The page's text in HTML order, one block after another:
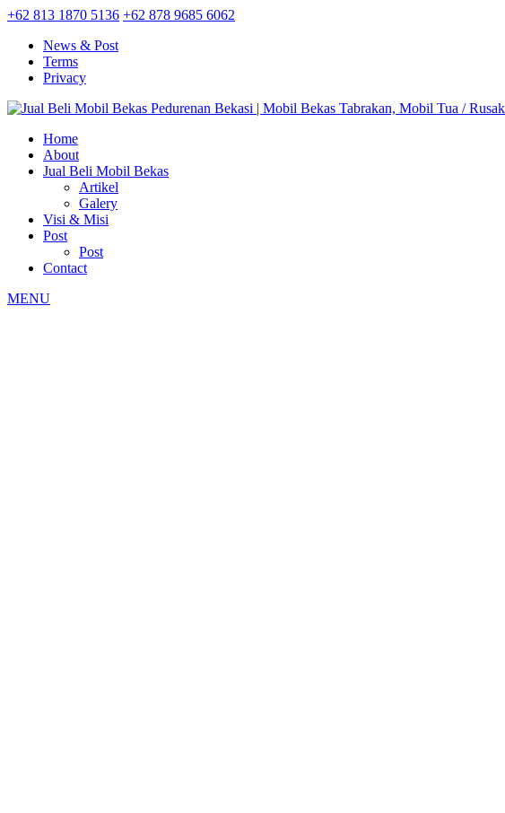
+62 813 1870 5136 +62 878 9685 6062
News & Post
Terms
Privacy
Home
About
Jual Beli Mobil Bekas
Artikel
Galery
Visi & Misi
Post
Post
Contact
MENU